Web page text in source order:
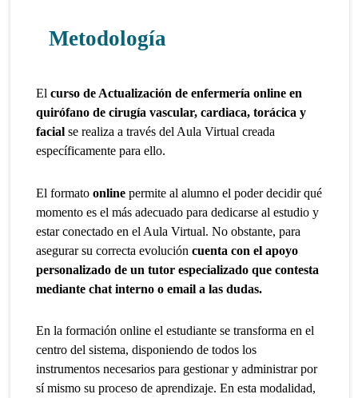
Metodología
Elcurso de Actualización de enfermería online en
quirófano de cirugía vascular, cardiaca, torácica y
facial se realiza a través del Aula Virtual creada
específicamente para ello.
El formato online permite al alumno el poder decidir qué
momento es el más adecuado para dedicarse al estudio y
estar conectado en el Aula Virtual. No obstante, para
asegurar su correcta evolución cuenta con el apoyo
personalizado de un tutor especializado que contesta
mediante chat interno o email a las dudas.
En la formación online el estudiante se transforma en el
centro del sistema, disponiendo de todos los
instrumentos necesarios para gestionar y administrar por
sí mismo su proceso de aprendizaje. En esta modalidad,